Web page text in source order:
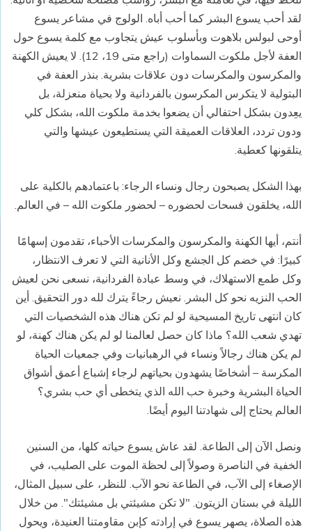
لقد أحب يسوع البشر كما أحب أباه. الولوج في مشاعر يسوع
أوحى لبولس بلاهوت وبأسلوب عيش يتجاوب مع كلمة يسوع حول
العفة لأجل ملكوت السماوات (راجع متى 19، 12). لا يعيش الكهنة
والمكرسون والمكرسات دون علاقات بشرية. بنذر العفة في
البتولية لا يتكرس المكرسون بالفردانية ولا بحياة منعزلة، بل
يعِدون بشكل احتفالي أن يضعوا بخدمة ملكوت الله، بشكل كلي
ودون تردد، العلاقات العميقة التي يستطيعون عيشها والتي
يتلقونها كعطية.
بهذا الشكل يصبحون رجال ونساء الرجاء: باعتمادهم بالكلية على
الله، يخلقون فسحات لحضوره – لحضور ملكوت الله – في العالم.
أنتم، أيها الكهنة والمكرسون والمكرسات الأحباء، تقدمون إسهامًا
كبيرًا: في خضم كل الجشع وكل الأنانية التي لا تعرف الانتظار،
وكل طمع الاستهلاك، في وسط عبادة الفردانية، نسعى نحن لعيش
الحب النزيه نحو كل البشر. نعيش رجاءً يترك لله دور التحقيق. أين
كان انتهى تاريخ المسيحية لو لم تكن هناك هذه الشخصيات التي
تهدي شعب الله؟ ماذا كان حصل لعالمنا لو لم يكن هناك كهنة، لو
لم يكن هناك رجالاً ونساء في الرهبانيات وفي جمعيات الحياة
المكرسة – أشخاصًا يشهدون بحياتهم لرجاء إشباع أعمق أشواق
الحياة البشرية وخبرة حب الله الذي يتخطى أي حب بشري؟
العالم يحتاج إلى شهادتنا اليوم أيضًا.
ونصل الآن إلى الطاعة. لقد عاش يسوع حياته كلها، من السنين
الخفية في الناصرة وصولاً إلى لحظة الموت على الصليب، في
الإصغاء إلى الآب، في الطاعة نحو الآب. للنظر، على سبيل المثال،
الليلة في بستان الزيتون. "لا تكن مشيئتي بل مشيئتك". من خلال
هذه الصلاة، يصهر يسوع في إرادته كإبن مقاومتنا العنيدة، ويحول